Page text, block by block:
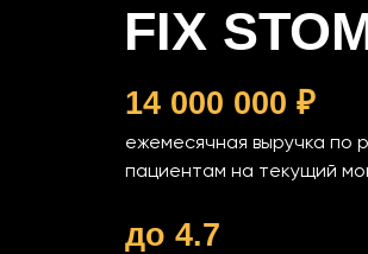
FIX
14 000 000 ₽
ежемесячная выручка по
пациентам на текущий
до 4.7